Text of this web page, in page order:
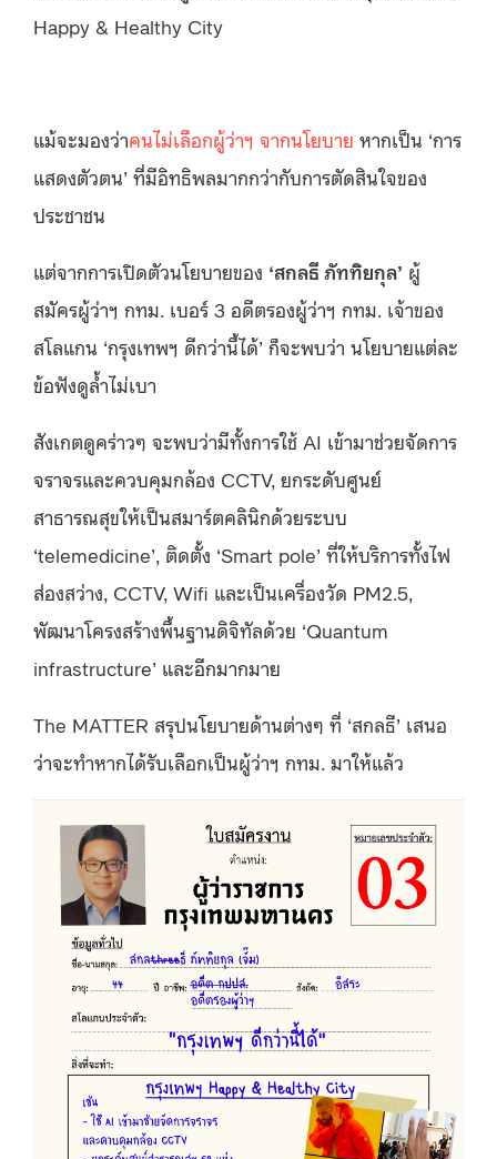
Happy & Healthy City
แม้จะมองว่าคนไม่เลือกผู้ว่าฯ จากนโยบาย หากเป็น ‘การ
แสดงตัวตน’ ที่มีอิทธิพลมากกว่ากับการตัดสินใจของ
ประชาชน
แต่จากการเปิดตัวนโยบายของ ‘สกลธี ภัททิยกุล’ ผู้
สมัครผู้ว่าฯ กทม. เบอร์ 3 อดีตรองผู้ว่าฯ กทม. เจ้าของ
สโลแกน ‘กรุงเทพฯ ดีกว่านี้ได้’ ก็จะพบว่า นโยบายแต่ละ
ข้อฟังดูล้ำไม่เบา
สังเกตดูคร่าวๆ จะพบว่ามีทั้งการใช้ AI เข้ามาช่วยจัดการ
จราจรและควบคุมกล้อง CCTV, ยกระดับศูนย์
สาธารณสุขให้เป็นสมาร์ตคลินิกด้วยระบบ
‘telemedicine’, ติดตั้ง ‘Smart pole’ ที่ให้บริการทั้งไฟ
ส่องสว่าง, CCTV, Wifi และเป็นเครื่องวัด PM2.5,
พัฒนาโครงสร้างพื้นฐานดิจิทัลด้วย ‘Quantum
infrastructure’ และอีกมากมาย
The MATTER สรุปนโยบายด้านต่างๆ ที่ ‘สกลธี’ เสนอ
ว่าจะทำหากได้รับเลือกเป็นผู้ว่าฯ กทม. มาให้แล้ว